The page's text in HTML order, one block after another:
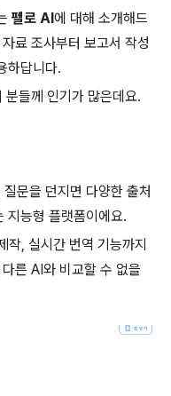
펠로 AI에 대해 소개해드
료 조사부터 보고서 작성
하답니다.
들께 인기가 많은데요.
문을 던지면 다양한 출처
지능형 플랫폼이에요.
, 실시간 번역 기능까지
른 AI와 비교할 수 없을